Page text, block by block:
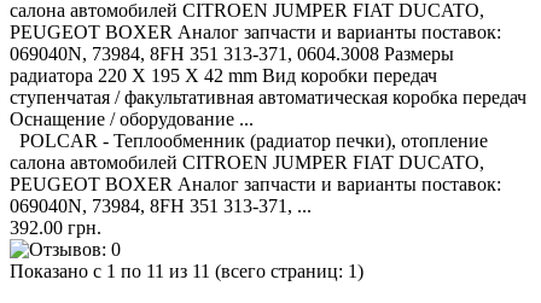
салона автомобилей CITROEN JUMPER FIAT DUCATO,
PEUGEOT BOXER Аналог запчасти и варианты поставок:
069040N, 73984, 8FH 351 313-371, 0604.3008 Размеры
радиатора 220 X 195 X 42 mm Вид коробки передач
ступенчатая / факультативная автоматическая коробка передач
Оснащение / оборудование ...
POLCAR - Теплообменник (радиатор печки), отопление
салона автомобилей CITROEN JUMPER FIAT DUCATO,
PEUGEOT BOXER Аналог запчасти и варианты поставок:
069040N, 73984, 8FH 351 313-371, ...
392.00 грн.
Показано с 1 по 11 из 11 (всего страниц: 1)